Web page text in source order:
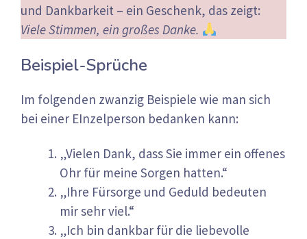
und Dankbarkeit – ein Geschenk, das zeigt:
Viele Stimmen, ein großes Danke.
Beispiel-Sprüche
Im folgenden zwanzig Beispiele wie man sich
bei einer EInzelperson bedanken kann:
„Vielen Dank, dass Sie immer ein offenes
Ohr für meine Sorgen hatten.“
„Ihre Fürsorge und Geduld bedeuten
mir sehr viel.“
„Ich bin dankbar für die liebevolle